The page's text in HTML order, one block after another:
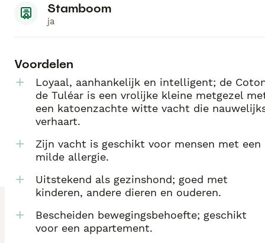
Stamboom
ja
Voordelen
Loyaal, aanhankelijk en intelligent; de
de Tuléar is een vrolijke kleine metgezel
een katoenzachte witte vacht die
verhaart.
Zijn vacht is geschikt voor mensen met een
milde allergie.
Uitstekend als gezinshond; goed met
kinderen, andere dieren en ouderen.
Bescheiden bewegingsbehoefte; geschikt
voor een appartement.